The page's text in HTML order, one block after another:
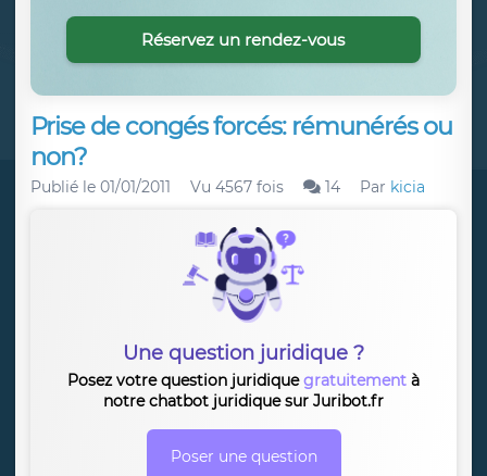
Prise de congés forcés: rémunérés ou
non?
Publié le 01/01/2011 Vu 4567 fois 14 Par kicia
Une question juridique ?
Posez votre question juridiquegratuitement à
notre chatbot juridique sur Juribot.fr
Poser une question
Réservez un rendez-vous